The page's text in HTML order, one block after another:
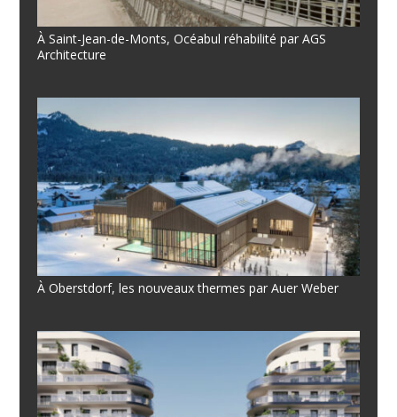
À Saint-Jean-de-Monts, Océabul réhabilité par AGS
Architecture
À Oberstdorf, les nouveaux thermes par Auer Weber